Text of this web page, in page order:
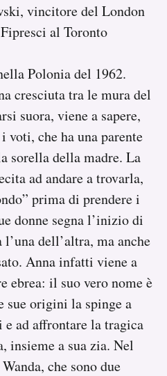
vincitore del London
al Toronto
Polonia del 1962.
cresciuta tra le mura del
suora, viene a sapere,
voti, che ha una parente
sorella della madre. La
ad andare a trovarla,
prima di prendere i
donne segna l’inizio di
dell’altra, ma anche
Anna infatti viene a
ebrea: il suo vero nome è
sue origini la spinge a
ad affrontare la tragica
insieme a sua zia. Nel
che sono due